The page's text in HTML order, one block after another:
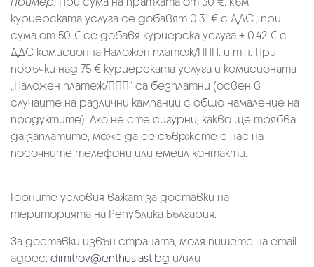
куриерската услуга се добавят 0.31 € с ДДС.; при
сума от 50 € се добавя куриерска услуга + 0.42 € с
ДДС комисионна Наложен платеж/ППП. и т.н. При
поръчки над 75 € куриерската услуга и комисионата
„Наложен платеж/ППП“ са безплатни (освен в
случаите на различни кампании с общо намаление на
продуктите). Ако не сте сигурни, какво ще трябва
да заплатите, може да се съвржете с нас на
посочните телефони или емейл контакти.
Горните условия важат за доставки на
територията на Република България.
За доставки извън страната, моля пишете на email
адрес: dimitrov@enthusiast.bg и/или